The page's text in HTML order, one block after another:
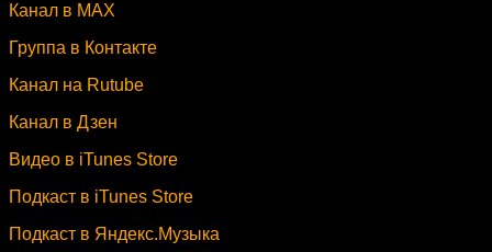
Канал в MAX
Группа в Контакте
Канал на Rutube
Канал в Дзен
Видео в iTunes Store
Подкаст в iTunes Store
Подкаст в Яндекс.Музыка